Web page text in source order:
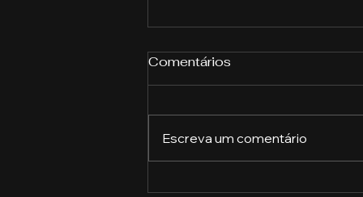
Comentários
Escreva um comentário